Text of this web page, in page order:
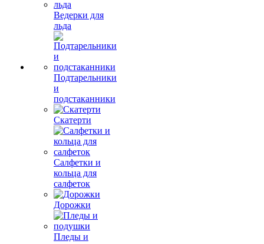
Ведерки для
льда
Подтарельники
и
подстаканники
Скатерти
Салфетки и
кольца для
салфеток
Дорожки
Пледы и